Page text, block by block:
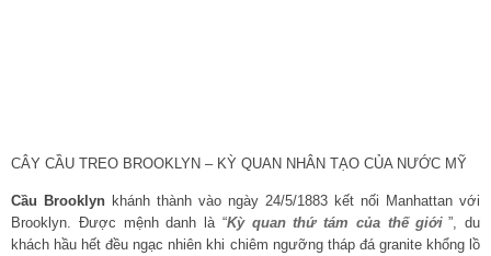
CÂY CẦU TREO BROOKLYN – KỲ QUAN NHÂN TẠO CỦA NƯỚC MỸ
Cầu Brooklyn khánh thành vào ngày 24/5/1883 kết nối Manhattan với
Brooklyn. Được mệnh danh là “Kỳ quan thứ tám của thế giới ”, du
khách hầu hết đều ngạc nhiên khi chiêm ngưỡng tháp đá granite khổng lồ